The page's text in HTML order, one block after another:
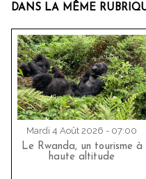
DANS LA MÊME
Mardi 4 Août 2026 - 07:00
Le Rwanda, un tourisme à
haute altitude